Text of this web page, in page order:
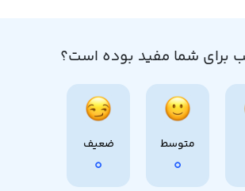
برای شما مفید بوده است؟
متوسط
0
ضعیف
0